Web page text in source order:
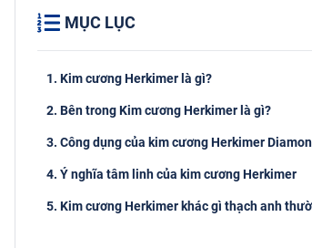
MỤC LỤC
1. Kim cương Herkimer là gì?
2. Bên trong Kim cương Herkimer là gì?
3. Công dụng của kim cương Herkimer
4. Ý nghĩa tâm linh của kim cương Herkimer
5. Kim cương Herkimer khác gì thạch anh